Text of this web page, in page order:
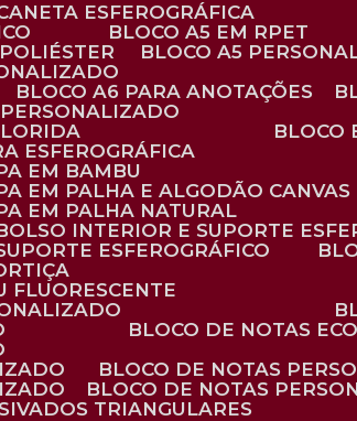
ESFEROGRÁFICA
BLOCO A5 EM RPET
BLOCO A5
BLOCO A6 PARA ANOTAÇÕES
PERSONALIZADO
ESFEROGRÁFICA
EM BAMBU
EM PALHA E ALGODÃO CANVAS
EM PALHA NATURAL
INTERIOR E SUPORTE
ESFEROGRÁFICO
FLUORESCENTE
BLOCO DE NOTAS
BLOCO DE NOTAS
BLOCO DE NOTAS
TRIANGULARES